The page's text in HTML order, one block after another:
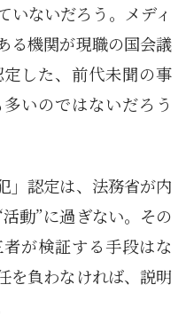
いないだろう。メディ
る機関が現職の国会議
した、前代未聞の事
いのではないだろう
」認定は、法務省が内
動”に過ぎない。その
が検証する手段はな
を負わなければ、説明